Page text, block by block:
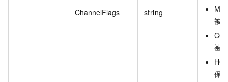
ChannelFlags string
被
被
保